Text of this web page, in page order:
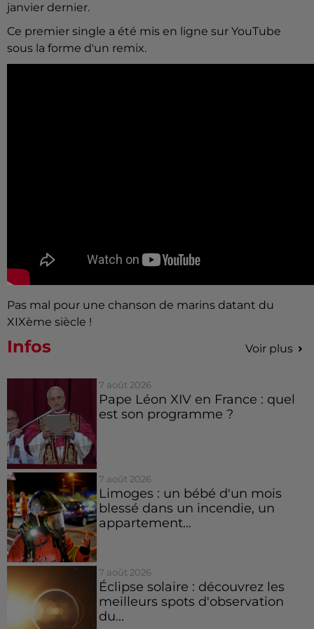
janvier dernier.
Ce premier single a été mis en ligne sur YouTube
sous la forme d'un remix.
Pas mal pour une chanson de marins datant du
XIXème siècle !
Infos Voir plus
7 août 2026
Pape Léon XIV en France : quel
est son programme ?
7 août 2026
Limoges : un bébé d'un mois
blessé dans un incendie, un
appartement...
7 août 2026
Éclipse solaire : découvrez les
meilleurs spots d'observation
du...